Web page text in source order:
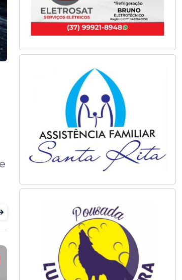
CASO DE ADRIANA CASTRO